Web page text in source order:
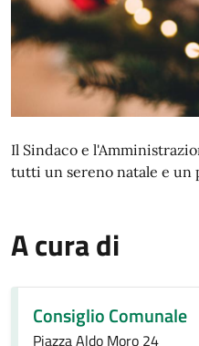
Il Sindaco e
tutti un sereno natale e un
A cura di
Consiglio Comunale
Piazza Aldo Moro 24